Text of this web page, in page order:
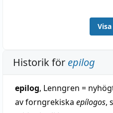
Historik för epilog
epilog, Lenngren =
av forngrekiska epílogos,